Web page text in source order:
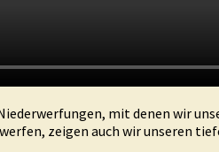
mit denen wir
zeigen auch wir unseren